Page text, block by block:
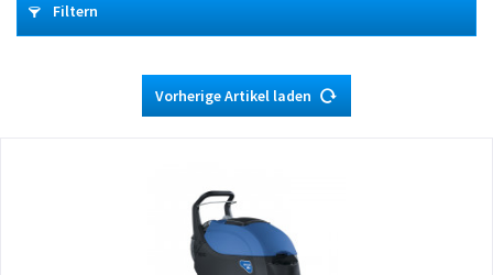
Filtern
Vorherige Artikel laden